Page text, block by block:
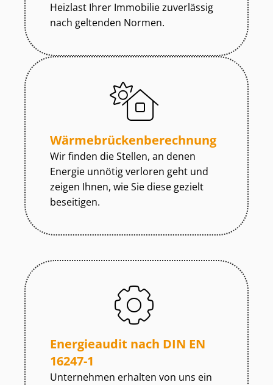
Heizlast Ihrer Immobilie zuverlässig
nach geltenden Normen.
Wär­me­brü­cken­be­rech­nung
Wir finden die Stellen, an denen
Energie unnötig verloren geht und
zeigen Ihnen, wie Sie diese gezielt
beseitigen.
Energieaudit nach DIN EN
16247-1
Unternehmen erhalten von uns ein